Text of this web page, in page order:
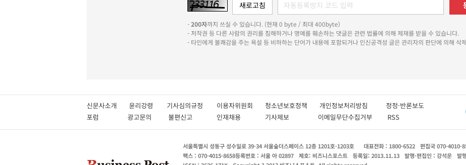
-200자까지 쓰실 수 있습니다. (현재 0 byte / 최대 400byte)
- 저작권 등 다른 사람의 권리를 침해하거나 명예를 훼손하는 댓글은 관련 법률에 의해 제재를 받을 수 있습니다.
- 타인에게 불쾌감을 주는 욕설 등 비하하는 단어가 내용에 포함되거나 인신공격성 글은 관리자의 판단에 의해 삭
신문사소개 윤리강령 기사심의규정 이용자위원회 청소년보호정책 개인정보처리방침 정정·반론보도
포럼
광고문의 불편신고 인재채용 기사제보 이메일무단수집거부 RSS
서울특별시 성동구 성수일로 39-34 서울숲더스페이스 12층 1201호-1203호 대표전화 : 1800-6522 편집국 070-4010-
팩스 : 070-4015-8658등록번호 : 서울 아 02897 제호: 비즈니스포스트 등록일: 2013.11.13 발행·편집인 : 강석운 발